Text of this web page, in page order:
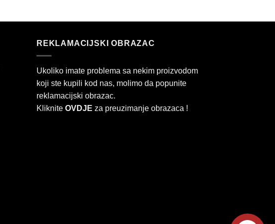
REKLAMACIJSKI OBRAZAC
Ukoliko imate problema sa nekim proizvodom
koji ste kupili kod nas, molimo da popunite
reklamacijski obrazac.
Kliknite OVDJE za preuzimanje obrazaca !